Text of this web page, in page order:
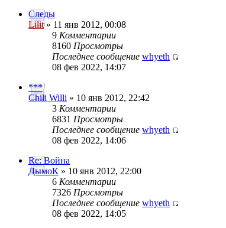
Следы
Lilit» 11 янв 2012, 00:08
9 Комментарии
8160 Просмотры
Последнее сообщение whyeth
08 фев 2022, 14:07
***
Chili Willi » 10 янв 2012, 22:42
3 Комментарии
6831 Просмотры
Последнее сообщение whyeth
08 фев 2022, 14:06
Re: Война
ДымоК » 10 янв 2012, 22:00
6 Комментарии
7326 Просмотры
Последнее сообщение whyeth
08 фев 2022, 14:05